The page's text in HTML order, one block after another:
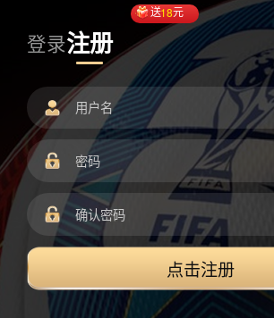
登录注册
送18元
点击注册